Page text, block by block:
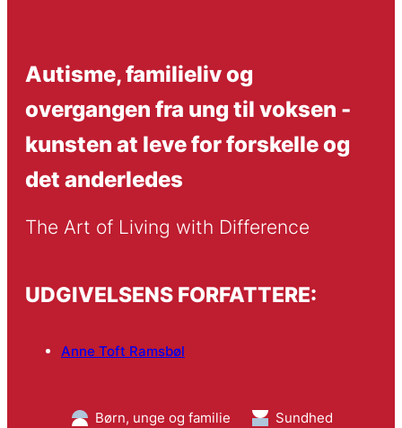
Autisme, familieliv og
overgangen fra ung til voksen -
kunsten at leve for forskelle og
det anderledes
The Art of Living with Difference
UDGIVELSENS FORFATTERE:
Anne Toft Ramsbøl
Børn, unge og familie Sundhed